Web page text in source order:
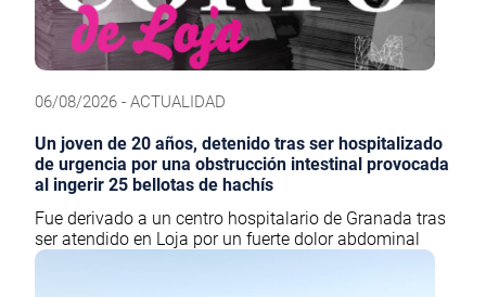
06/08/2026 - ACTUALIDAD
Un joven de 20 años, detenido tras ser hospitalizado
de urgencia por una obstrucción intestinal provocada
al ingerir 25 bellotas de hachís
Fue derivado a un centro hospitalario de Granada tras
ser atendido en Loja por un fuerte dolor abdominal